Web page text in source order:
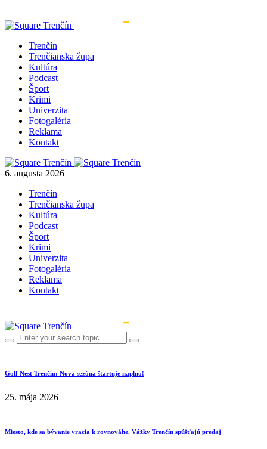
Trenčín
Trenčianska župa
Kultúra
Podcast
Šport
Krimi
Univerzita
Fotogaléria
Reklama
Kontakt
6. augusta 2026
Trenčín
Trenčianska župa
Kultúra
Podcast
Šport
Krimi
Univerzita
Fotogaléria
Reklama
Kontakt
Golf Nest Trenčín: Nová sezóna štartuje naplno!
25. mája 2026
Miesto, kde sa bývanie vracia k rovnováhe. Vážky Trenčín spúšťajú predaj